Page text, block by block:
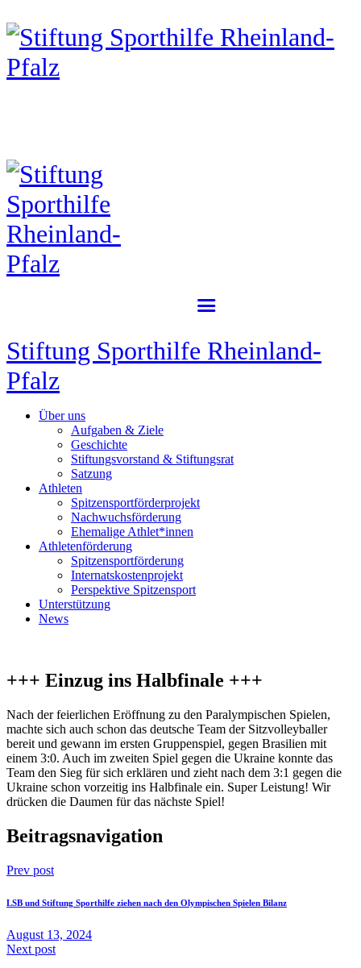
Stiftung Sporthilfe Rheinland-
Pfalz
Über uns
Aufgaben & Ziele
Geschichte
Stiftungsvorstand & Stiftungsrat
Satzung
Athleten
Spitzensportförderprojekt
Nachwuchsförderung
Ehemalige Athlet*innen
Athletenförderung
Spitzensportförderung
Internatskostenprojekt
Perspektive Spitzensport
Unterstützung
News
+++ Einzug ins Halbfinale +++
Nach der feierlichen Eröffnung zu den Paralympischen Spielen,
machte sich auch schon das deutsche Team der Sitzvolleyballer
bereit und gewann im ersten Gruppenspiel, gegen Brasilien mit
einem 3:0. Auch im zweiten Spiel gegen die Ukraine konnte das
Team den Sieg für sich erklären und zieht nach dem 3:1 gegen die
Ukraine schon vorzeitig ins Halbfinale ein. Super Leistung! Wir
drücken die Daumen für das nächste Spiel!
Beitragsnavigation
Prev post
LSB und Stiftung Sporthilfe ziehen nach den Olympischen Spielen Bilanz
August 13, 2024
Next post